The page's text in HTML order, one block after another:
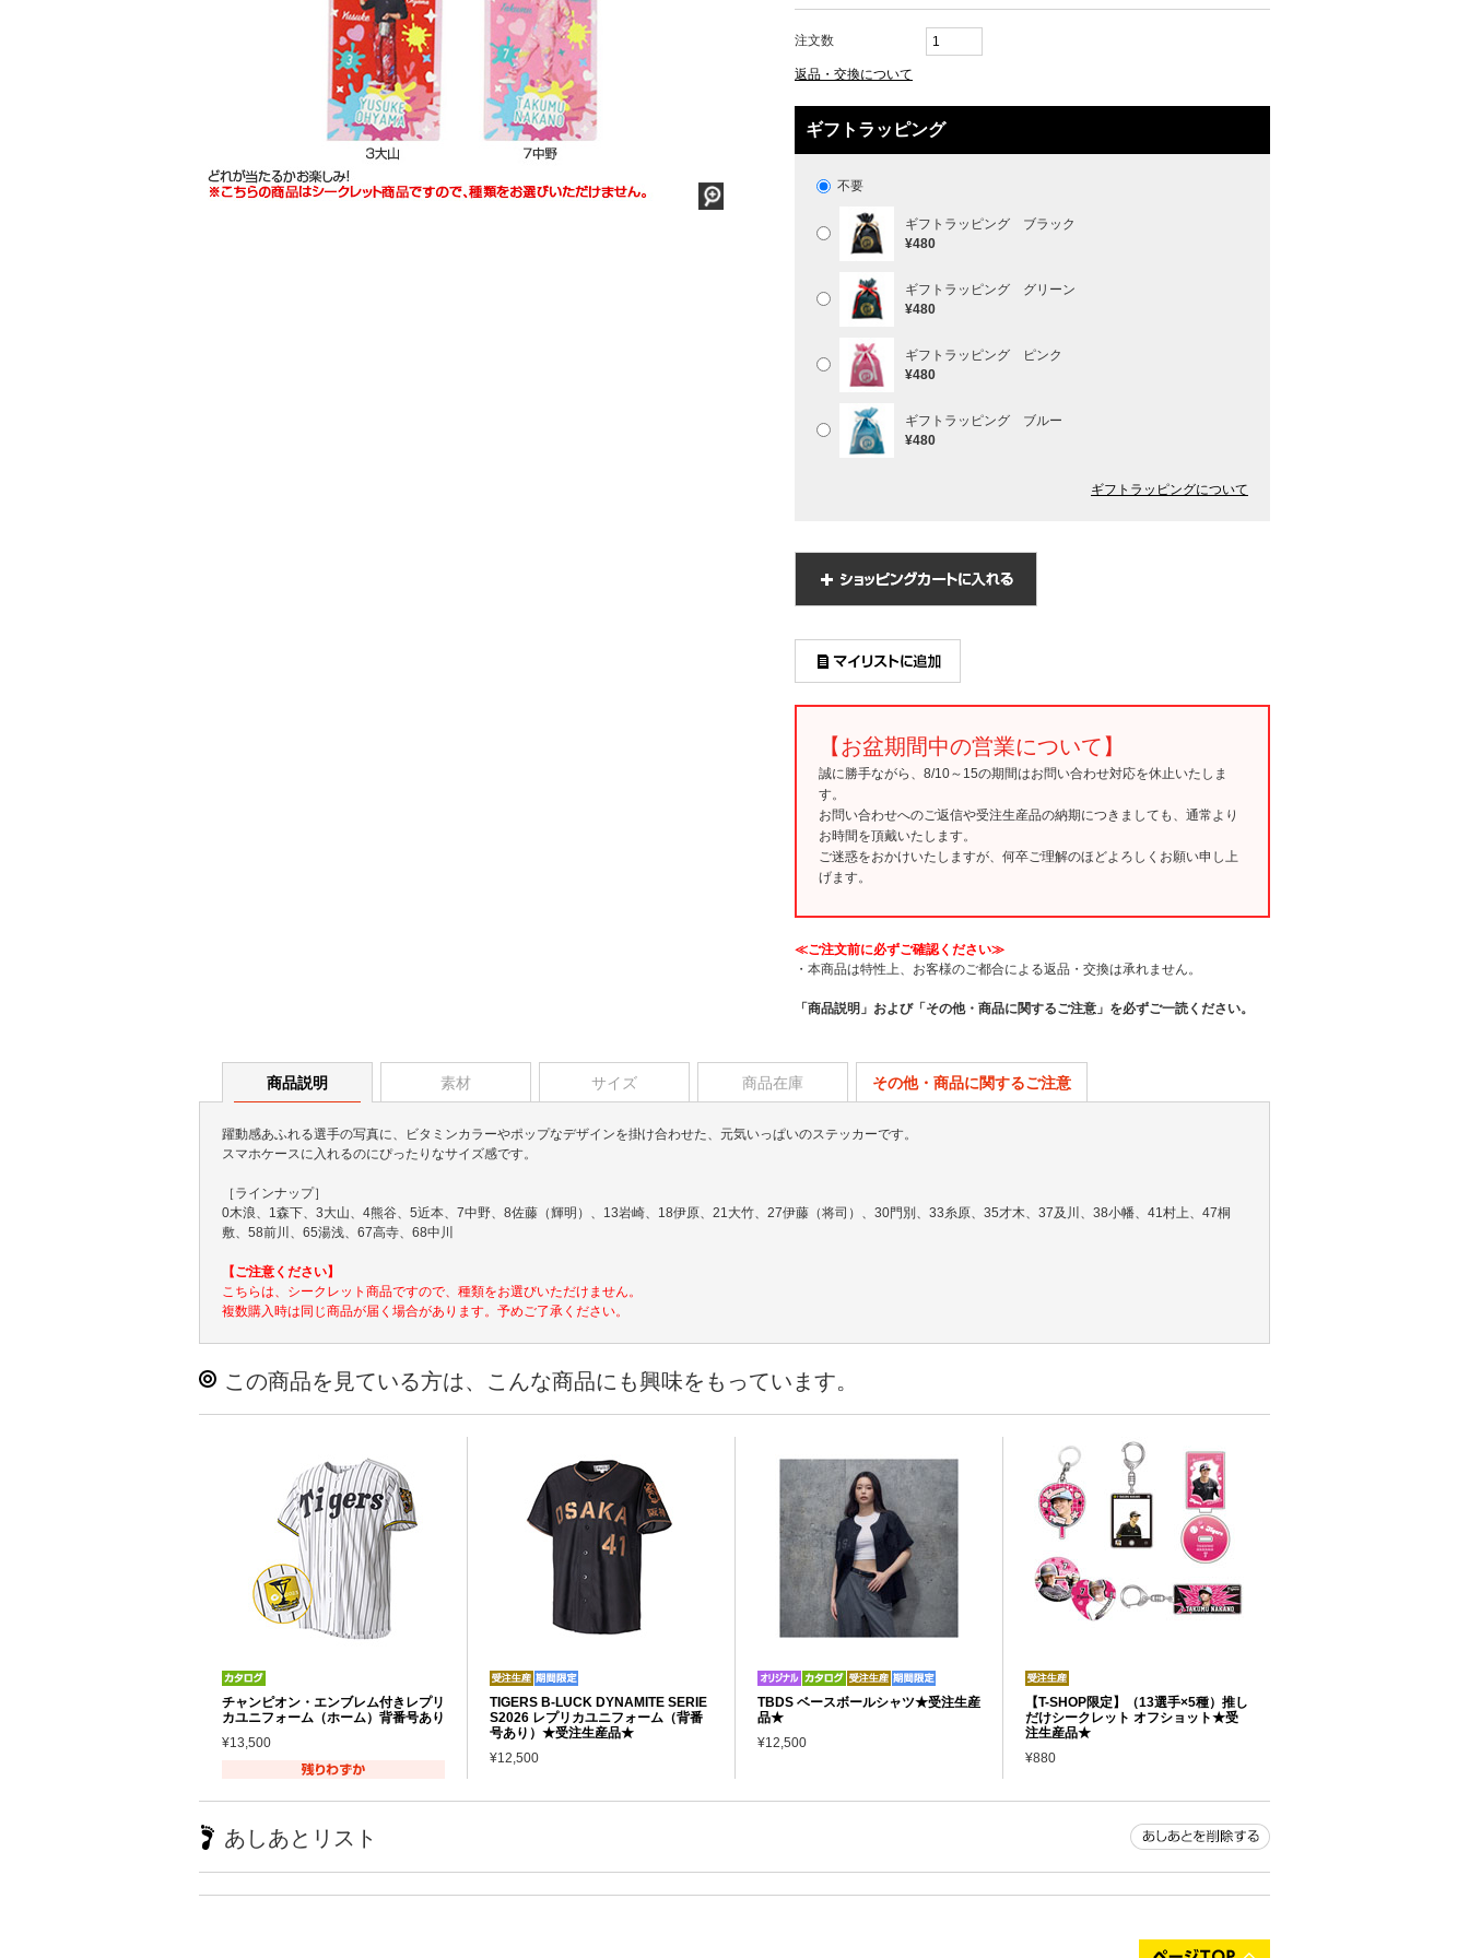
注文数
返品・交換について
ギフトラッピング
不要
ギフトラッピング ブラック
¥480
ギフトラッピング グリーン
¥480
ギフトラッピング ピンク
¥480
ギフトラッピング ブルー
¥480
ギフトラッピングについて
【お盆期間中の営業について】
誠に勝手ながら、8/10～15の期間はお問い合わせ対応を休止いたしま
す。
お問い合わせへのご返信や受注生産品の納期につきましても、通常より
お時間を頂戴いたします。
ご迷惑をおかけいたしますが、何卒ご理解のほどよろしくお願い申し上
げます。
≪ご注文前に必ずご確認ください≫
・本商品は特性上、お客様のご都合による返品・交換は承れません。
「商品説明」および「その他・商品に関するご注意」を必ずご一読ください。
商品説明 素材 サイズ 商品在庫 その他・商品に関するご注意
躍動感あふれる選手の写真に、ビタミンカラーやポップなデザインを掛け合わせた、元気いっぱいのステッカーです。
スマホケースに入れるのにぴったりなサイズ感です。
［ラインナップ］
0木浪、1森下、3大山、4熊谷、5近本、7中野、8佐藤（輝明）、13岩崎、18伊原、21大竹、27伊藤（将司）、30門別、33糸原、35才木、37及川、38小幡、41村上、47桐
敷、58前川、65湯浅、67高寺、68中川
【ご注意ください】
こちらは、シークレット商品ですので、種類をお選びいただけません。
複数購入時は同じ商品が届く場合があります。予めご了承ください。
この商品を見ている方は、こんな商品にも興味をもっています。
チャンピオン・エンブレム付きレプリ
カユニフォーム（ホーム）背番号あり
¥13,500
TIGERS B-LUCK DYNAMITE SERIE
S2026 レプリカユニフォーム（背番
号あり）★受注生産品★
¥12,500
TBDS ベースボールシャツ★受注生産
品★
¥12,500
【T-SHOP限定】（13選手×5種）推し
だけシークレット オフショット★受
注生産品★
¥880
あしあとリスト